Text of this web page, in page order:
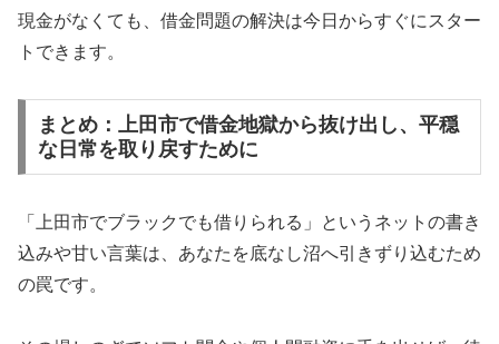
現金がなくても、借金問題の解決は今日からすぐにスター
トできます。
まとめ：上田市で借金地獄から抜け出し、平穏
な日常を取り戻すために
「上田市でブラックでも借りられる」というネットの書き
込みや甘い言葉は、あなたを底なし沼へ引きずり込むため
の罠です。